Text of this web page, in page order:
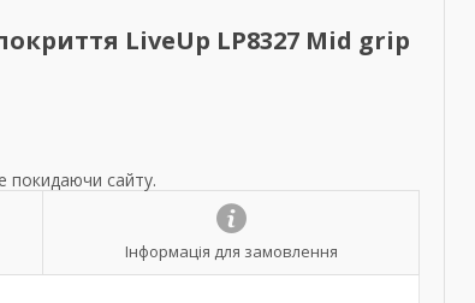
LiveUp LP8327 Mid grip
покидаючи сайту.
Інформація для замовлення